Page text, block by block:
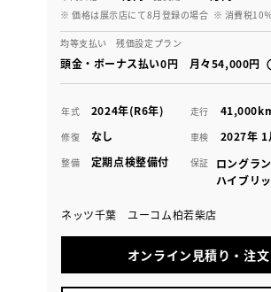
※ 価格は展示店にて8月登録の場合 ※ 消費税10
均等支払い 残価設定プラン
頭金・ボーナス払い0円 月々54,000円
年式 2024年(R6年) 走行
修復 なし 車検 2027年 1
整備 定期点検整備付 保証
ロングラ
ハイブリ
ネッツ千葉 ユーコム柏若柴店
オンライン見積り・注文